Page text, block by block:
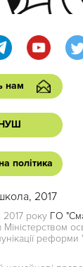
нам
політика
2017
року ГО
реформи